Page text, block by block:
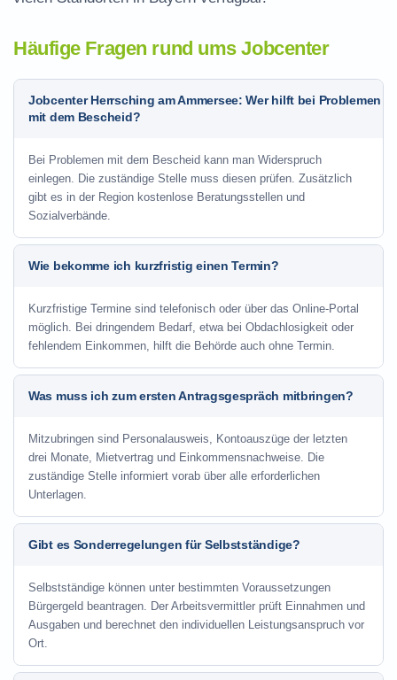
Häufige Fragen rund ums Jobcenter
Jobcenter Herrsching am Ammersee: Wer hilft bei Problemen
mit dem Bescheid?
Bei Problemen mit dem Bescheid kann man Widerspruch
einlegen. Die zuständige Stelle muss diesen prüfen. Zusätzlich
gibt es in der Region kostenlose Beratungsstellen und
Sozialverbände.
Wie bekomme ich kurzfristig einen Termin?
Kurzfristige Termine sind telefonisch oder über das Online-Portal
möglich. Bei dringendem Bedarf, etwa bei Obdachlosigkeit oder
fehlendem Einkommen, hilft die Behörde auch ohne Termin.
Was muss ich zum ersten Antragsgespräch mitbringen?
Mitzubringen sind Personalausweis, Kontoauszüge der letzten
drei Monate, Mietvertrag und Einkommensnachweise. Die
zuständige Stelle informiert vorab über alle erforderlichen
Unterlagen.
Gibt es Sonderregelungen für Selbstständige?
Selbstständige können unter bestimmten Voraussetzungen
Bürgergeld beantragen. Der Arbeitsvermittler prüft Einnahmen und
Ausgaben und berechnet den individuellen Leistungsanspruch vor
Ort.